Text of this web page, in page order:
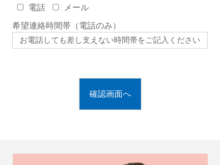
電話
メール
希望連絡時間帯（電話のみ）